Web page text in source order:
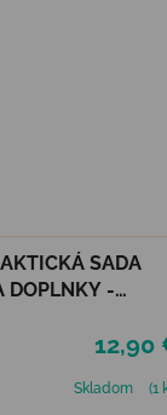
SADA
DOPLNKY -
12,90
Skladom
(1